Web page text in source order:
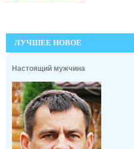
ЛУЧШЕЕ НОВОЕ
Настоящий мужчина